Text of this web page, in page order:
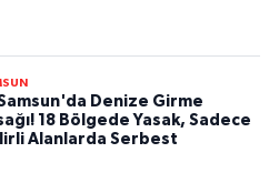
Denize Girme
18 Bölgede Yasak, Sadece
Alanlarda Serbest